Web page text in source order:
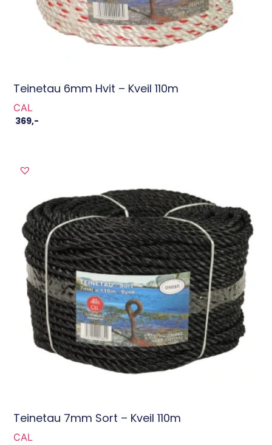
Teinetau 6mm Hvit – Kveil 110m
CAL
369,-
Teinetau 7mm Sort – Kveil 110m
CAL